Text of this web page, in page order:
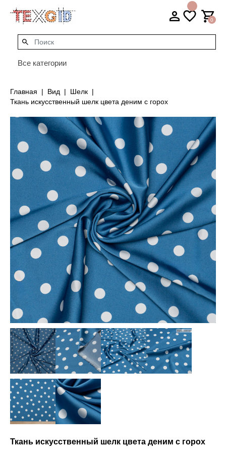
0
Все категории
Главная Вид
Шелк
Ткань искусственный шелк цвета деним с горох
Ткань искусственный шелк цвета деним с горох